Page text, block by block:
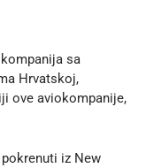
sa
Hrvatskoj,
ove aviokompanije,
iz New